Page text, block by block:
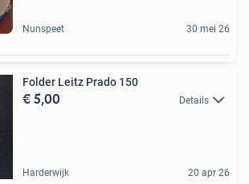
Nunspeet 30 mei 26
Folder Leitz Prado 150
€ 5,00 Details
Harderwijk 20 apr 26